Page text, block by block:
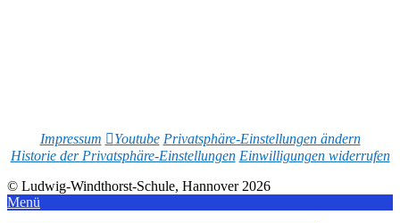
Impressum Youtube Privatsphäre-Einstellungen ändern
Historie der Privatsphäre-Einstellungen Einwilligungen widerrufen
© Ludwig-Windthorst-Schule, Hannover 2026
Menü